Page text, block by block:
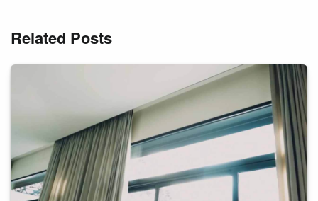
Related Posts